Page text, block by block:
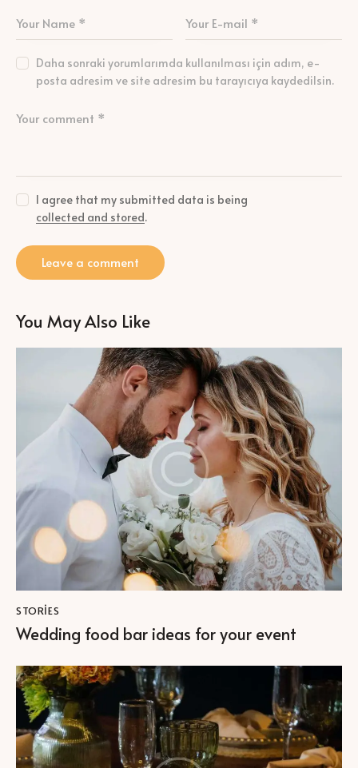
Daha sonraki yorumlarımda kullanılması için adım, e-
posta adresim ve site adresim bu tarayıcıya kaydedilsin.
I agree that my submitted data is being
collected and stored.
You May Also Like
STORIES
Wedding food bar ideas for your event